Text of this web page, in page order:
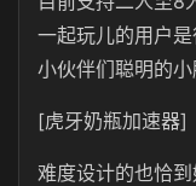
一起玩儿的用户
小伙伴们聪明的小
[虎牙奶瓶加速器]
难度设计的也恰